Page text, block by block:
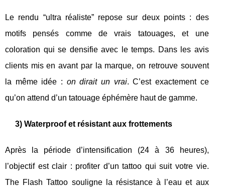
Le rendu “ultra réaliste” repose sur deux points : des
motifs pensés comme de vrais tatouages, et une
coloration qui se densifie avec le temps. Dans les avis
clients mis en avant par la marque, on retrouve souvent
la même idée : on dirait un vrai. C’est exactement ce
qu’on attend d’un tatouage éphémère haut de gamme.
3) Waterproof et résistant aux frottements
Après la période d’intensification (24 à 36 heures),
l’objectif est clair : profiter d’un tattoo qui suit votre vie.
The Flash Tattoo souligne la résistance à l’eau et aux